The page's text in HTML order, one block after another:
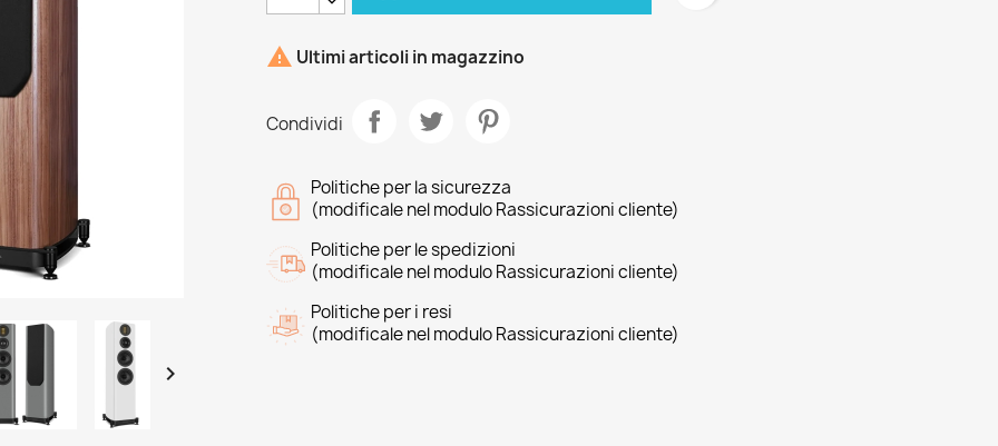

 Ultimi articoli in magazzino
Condividi
Politiche per la sicurezza
(modificale nel modulo Rassicurazioni cliente)
Politiche per le spedizioni
(modificale nel modulo Rassicurazioni cliente)
Politiche per i resi
(modificale nel modulo Rassicurazioni cliente)